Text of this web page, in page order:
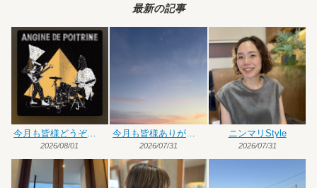
最新の記事
今月も皆様どうぞよろしくお願いいたします
2026/08/01
今月も皆様ありがとうございました
2026/07/31
ニンマリStyle
2026/07/31